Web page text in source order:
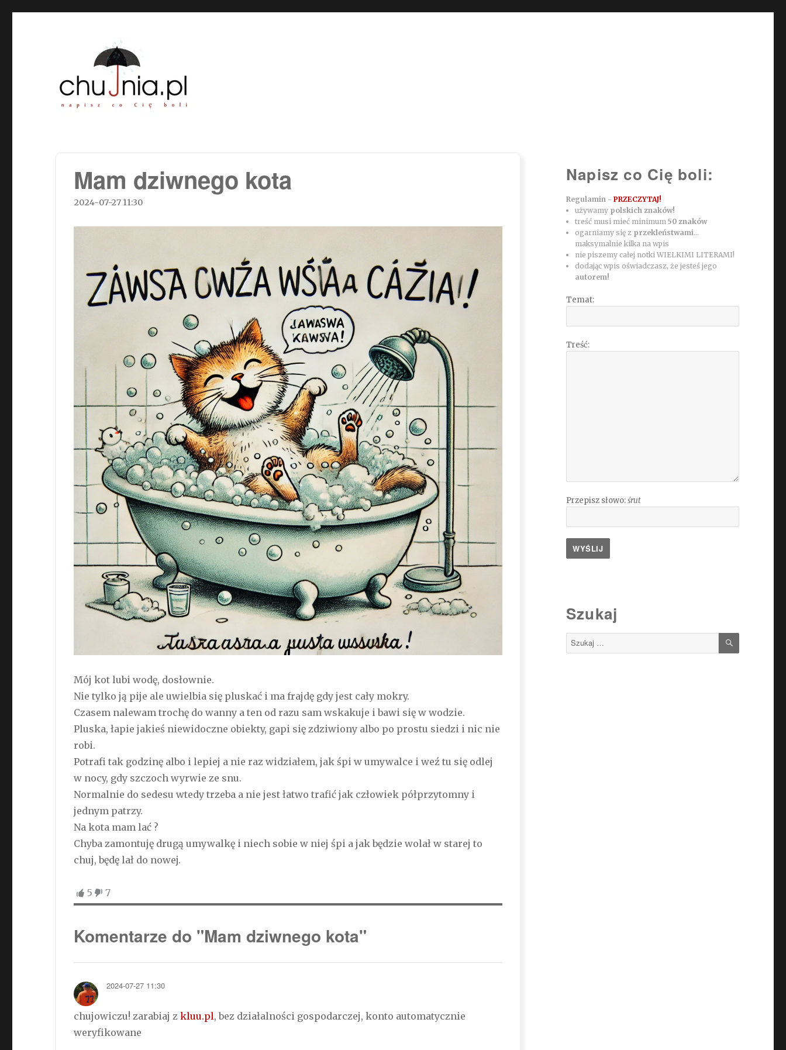
Mam dziwnego kota
2024-07-27 11:30
Mój kot lubi wodę, dosłownie.
Nie tylko ją pije ale uwielbia się pluskać i ma frajdę gdy jest cały mokry.
Czasem nalewam trochę do wanny a ten od razu sam wskakuje i bawi się w wodzie.
Pluska, łapie jakieś niewidoczne obiekty, gapi się zdziwiony albo po prostu siedzi i nic nie
robi.
Potrafi tak godzinę albo i lepiej a nie raz widziałem, jak śpi w umywalce i weź tu się odlej
w nocy, gdy szczoch wyrwie ze snu.
Normalnie do sedesu wtedy trzeba a nie jest łatwo trafić jak człowiek półprzytomny i
jednym patrzy.
Na kota mam lać ?
Chyba zamontuję drugą umywalkę i niech sobie w niej śpi a jak będzie wolał w starej to
chuj, będę lał do nowej.
5 7
Komentarze do "Mam dziwnego kota"
2024-07-27 11:30
chujowiczu! zarabiaj zkluu.pl, bez działalności gospodarczej, konto automatycznie
weryfikowane
Napisz co Cię boli:
Regulamin - PRZECZYTAJ!
używamy polskich znaków!
treść musi mieć minimum 50 znaków
ogarniamy się z przekleństwami...
maksymalnie kilka na wpis
nie piszemy całej notki WIELKIMI LITERAMI!
dodając wpis oświadczasz, że jesteś jego
autorem!
Temat:
Treść:
Przepisz słowo:śrut
Szukaj
Szukaj: SZUKAJ